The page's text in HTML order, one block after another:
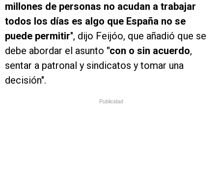
millones de personas no acudan a trabajar
todos los días es algo que España no se
puede permitir", dijo Feijóo, que añadió que se
debe abordar el asunto "con o sin acuerdo,
sentar a patronal y sindicatos y tomar una
decisión".
Publicidad